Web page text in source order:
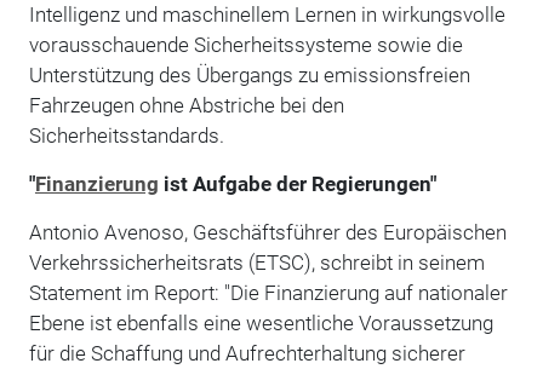
Intelligenz und maschinellem Lernen in wirkungsvolle
vorausschauende Sicherheitssysteme sowie die
Unterstützung des Übergangs zu emissionsfreien
Fahrzeugen ohne Abstriche bei den
Sicherheitsstandards.
"Finanzierung ist Aufgabe der Regierungen"
Antonio Avenoso, Geschäftsführer des Europäischen
Verkehrssicherheitsrats (ETSC), schreibt in seinem
Statement im Report: "Die Finanzierung auf nationaler
Ebene ist ebenfalls eine wesentliche Voraussetzung
für die Schaffung und Aufrechterhaltung sicherer